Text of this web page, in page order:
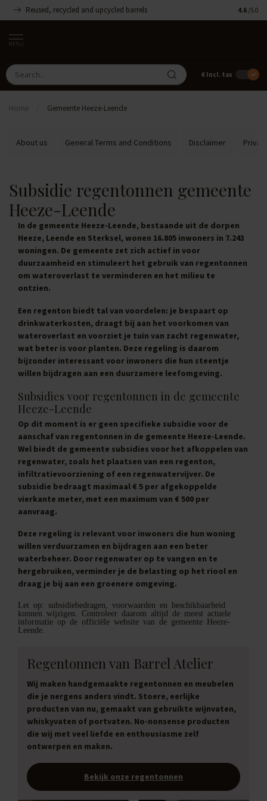
Reused, recycled and upcycled barrels 4.6 /5.0
MENU
€ Incl. tax
Home Gemeente Heeze-Leende
About us General Terms and Conditions Disclaimer
Subsidie regentonnen gemeente
Heeze-Leende
In de gemeente Heeze-Leende, bestaande uit de dorpen
Heeze, Leende en Sterksel, wonen 16.805 inwoners in 7.243
woningen. De gemeente zet zich actief in voor
duurzaamheid en stimuleert het gebruik van regentonnen
om wateroverlast te verminderen en het milieu te
ontzien.
Een regenton biedt tal van voordelen: je bespaart op
drinkwaterkosten, draagt bij aan het voorkomen van
wateroverlast en voorziet je tuin van zacht regenwater,
wat beter is voor planten. Deze regeling is daarom
bijzonder interessant voor inwoners die hun steentje
willen bijdragen aan een duurzamere leefomgeving.
Subsidies voor regentonnen in de gemeente
Heeze-Leende
Op dit moment is er geen specifieke subsidie voor de
aanschaf van regentonnen in de gemeente Heeze-Leende.
Wel biedt de gemeente subsidies voor het afkoppelen van
regenwater, zoals het plaatsen van een regenton,
infiltratievoorziening of een regenwatervijver. De
subsidie bedraagt maximaal € 5 per afgekoppelde
vierkante meter, met een maximum van € 500 per
aanvraag.
Deze regeling is relevant voor inwoners die hun woning
willen verduurzamen en bijdragen aan een beter
waterbeheer. Door regenwater op te vangen en te
hergebruiken, verminder je de belasting op het riool en
draag je bij aan een groenere omgeving.
Let op: subsidiebedragen, voorwaarden en beschikbaarheid
kunnen wijzigen. Controleer daarom altijd de meest actuele
informatie op de officiële website van de gemeente Heeze-
Leende.
Regentonnen van Barrel Atelier
Wij maken handgemaakte regentonnen en meubelen
die je nergens anders vindt. Stoere, eerlijke
producten van nu, gemaakt van gebruikte wijnvaten,
whiskyvaten of portvaten. No-nonsense producten
die wij met veel liefde en enthousiasme zelf
ontwerpen en maken.
Bekijk onze regentonnen